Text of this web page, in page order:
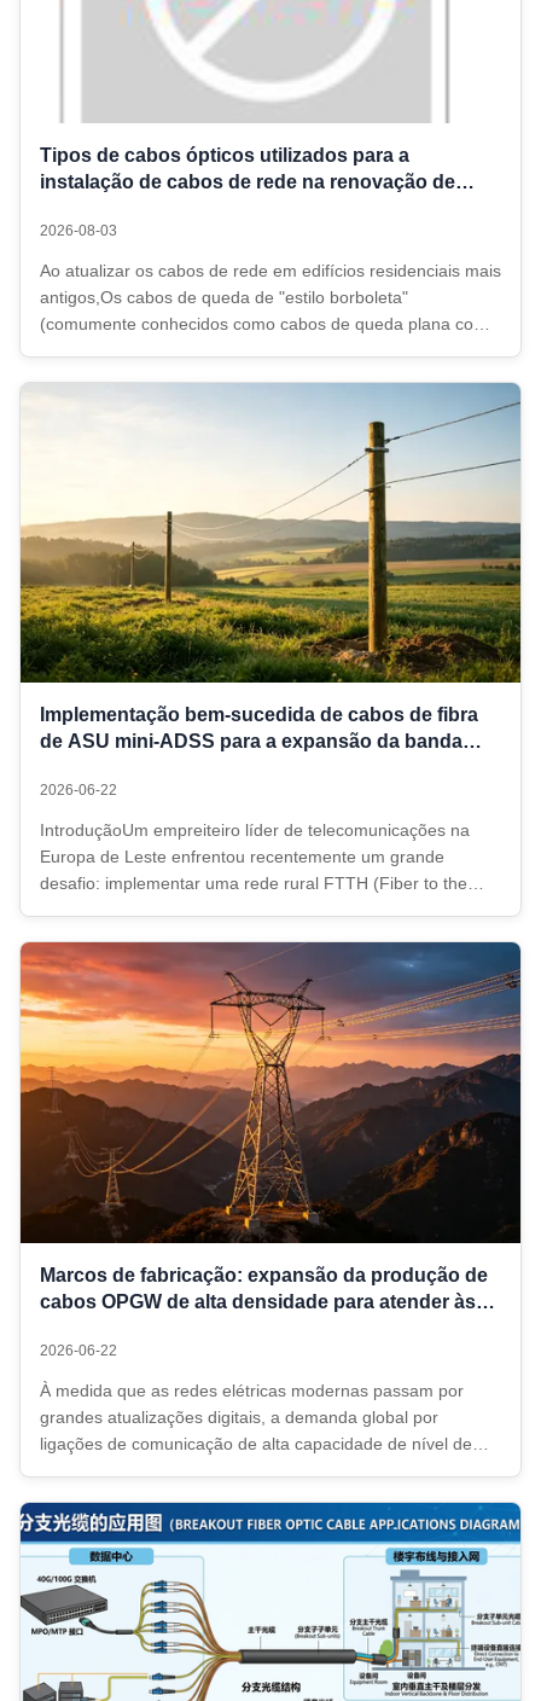
Tipos de cabos ópticos utilizados para a
instalação de cabos de rede na renovação de
2026-08-03
Ao atualizar os cabos de rede em edifícios residenciais mais
antigos,Os cabos de queda de "estilo borboleta"
(comumente conhecidos como cabos de queda plana com
Implementação bem-sucedida de cabos de fibra
de ASU mini-ADSS para a expansão da banda
2026-06-22
IntroduçãoUm empreiteiro líder de telecomunicações na
Europa de Leste enfrentou recentemente um grande
desafio: implementar uma rede rural FTTH (Fiber to the
com vãos padrão de 100 metros. A ...
Marcos de fabricação: expansão da produção de
cabos OPGW de alta densidade para atender às
2026-06-22
À medida que as redes elétricas modernas passam por
grandes atualizações digitais, a demanda global por
ligações de comunicação de alta capacidade de nível de
fábrica atualizou ...